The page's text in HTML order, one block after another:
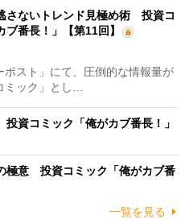
さないトレンド見極め術 投資コ
ブ番長！」【第11回】
スト」にて、圧倒的な情報量が
ミック」とし…
資コミック「俺がカブ番長！」
極意 投資コミック「俺がカブ番
一覧を見る